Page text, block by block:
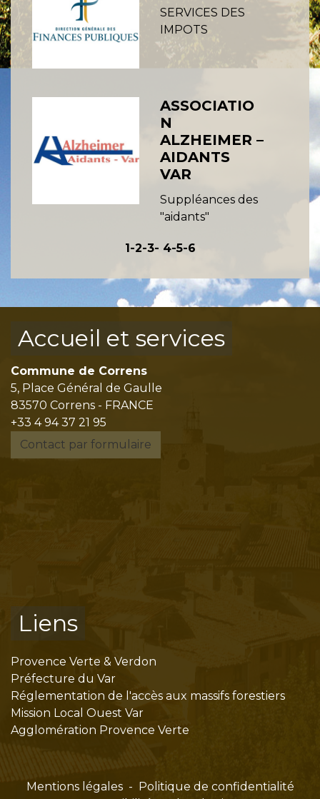
SERVICES DES
IMPOTS
ASSOCIATIO
N
ALZHEIMER –
AIDANTS
VAR
Suppléances des
"aidants"
1-2-3- 4-5-6
Accueil et services
Commune de Correns
5, Place Général de Gaulle
83570 Correns - FRANCE
+33 4 94 37 21 95
Contact par formulaire
Liens
Provence Verte & Verdon
Préfecture du Var
Réglementation de l'accès aux massifs forestiers
Mission Local Ouest Var
Agglomération Provence Verte
Mentions légales - Politique de confidentialité